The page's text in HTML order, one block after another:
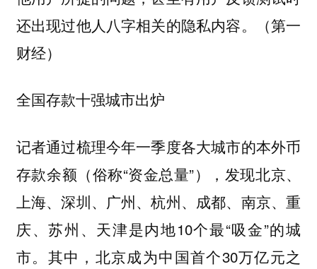
还出现过他人八字相关的隐私内容。（第一
财经）
全国存款十强城市出炉
记者通过梳理今年一季度各大城市的本外币
存款余额（俗称“资金总量”），发现北京、
上海、深圳、广州、杭州、成都、南京、重
庆、苏州、天津是内地10个最“吸金”的城
市。其中，北京成为中国首个30万亿元之